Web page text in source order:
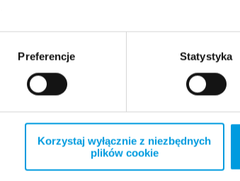
Preferencje Statystyka
Korzystaj wyłącznie z niezbędnych
plików cookie